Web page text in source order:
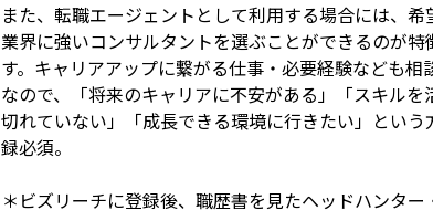
また、転職エージェントとして利用する場合には、希
業界に強いコンサルタントを選ぶことができるのが特
す。キャリアアップに繋がる仕事・必要経験なども相
なので、「将来のキャリアに不安がある」「スキルを
切れていない」「成長できる環境に行きたい」という
録必須。
＊ビズリーチに登録後、職歴書を見たヘッドハンター